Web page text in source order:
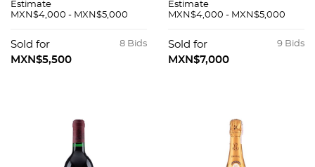
Cosecha: 1989 Côte
Niveles: a 2.7cm
Piezas: 2 92 / 100
Estimate
MXN$4,000 - MXN$5,000
8 Bids
Sold for
MXN$5,500
Laguiche" Grand Cru
de Beaune, Francia
Niveles: a 4.6 y 2.8
Estimate
MXN$4,000 - MXN$5,000
9 Bids
Sold for
MXN$7,000